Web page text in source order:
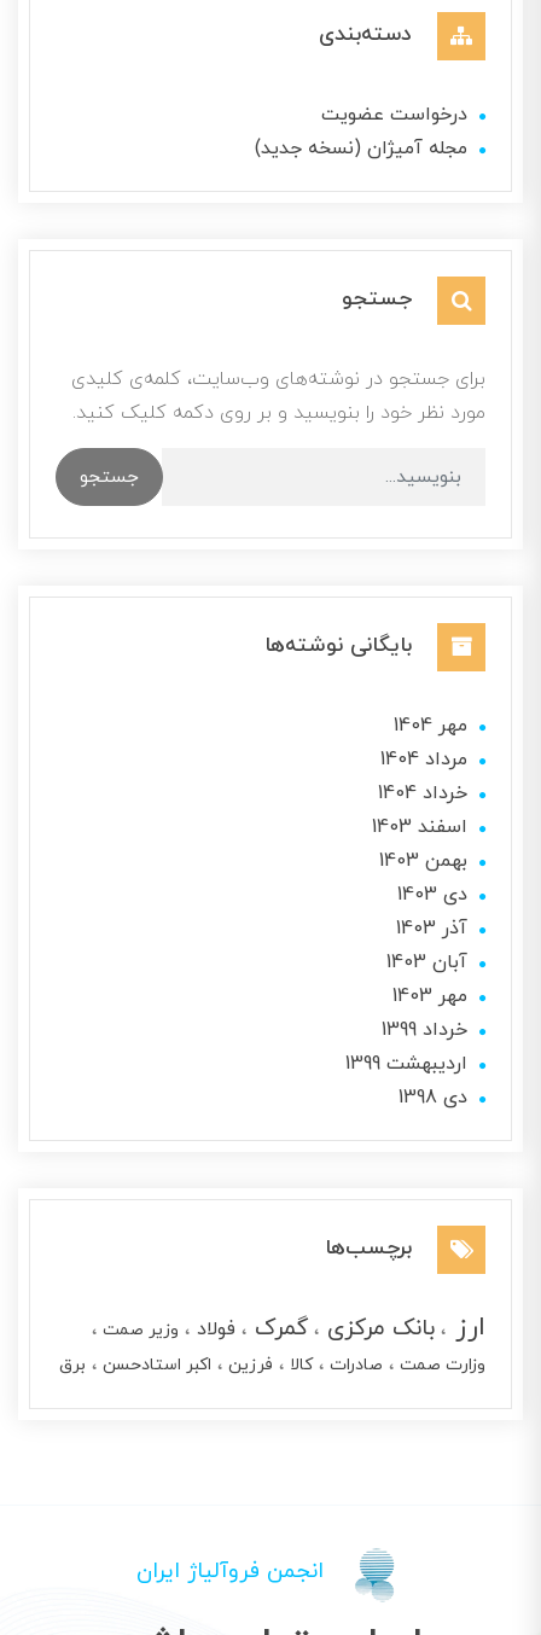
دسته‌بندی
درخواست عضویت
مجله آمیژان (نسخه جدید)
جستجو
برای جستجو در نوشته‌های وب‌سایت، کلمه‌ی کلیدی
مورد نظر خود را بنویسید و بر روی دکمه کلیک کنید.
جستجو
بایگانی نوشته‌ها
مهر 1404
مرداد 1404
خرداد 1404
اسفند 1403
بهمن 1403
دی 1403
آذر 1403
آبان 1403
مهر 1403
خرداد 1399
ارديبهشت 1399
دی 1398
برچسب‌ها
ارز بانک مرکزی گمرک فولاد
وزیر صمت
وزارت صمت صادرات کالا فرزین اکبر استادحسن برق
انجمن فروآلیاژ ایران